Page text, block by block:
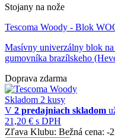
Stojany na nože
Tescoma Woody - Blok
Masívny univerzálny blok
gumovníka brazílskeho
Doprava zdarma
Skladom 2 kusy
V 2 predajniach skladom
21,20 € s DPH
Zľava Klubu: Bežná cena: -